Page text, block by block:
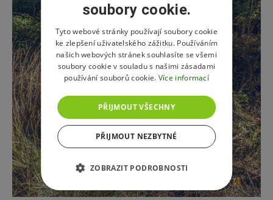
ENGLISH
POLISH
soubory cookie.
Tyto webové stránky používají soubory cookie
ke zlepšení uživatelského zážitku. Používáním
našich webových stránek souhlasíte se všemi
soubory cookie v souladu s našimi zásadami
používání souborů cookie. Více informací
PŘIJMOUT VŠECHNY
PŘIJMOUT NEZBYTNÉ
ZOBRAZIT PODROBNOSTI